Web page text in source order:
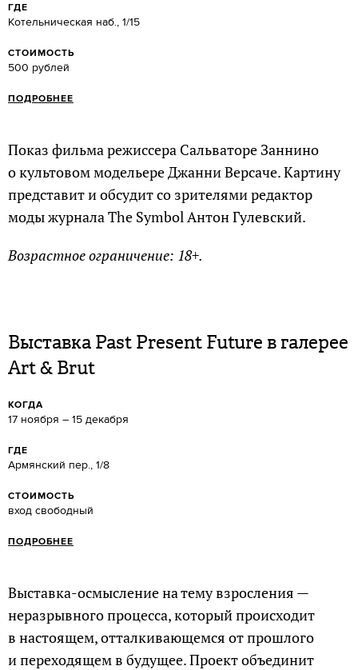
ГДЕ
Котельническая наб., 1/15
СТОИМОСТЬ
500 рублей
ПОДРОБНЕЕ
Показ фильма режиссера Сальваторе Заннино
о культовом модельере Джанни Версаче. Картину
представит и обсудит со зрителями редактор
моды журнала The Symbol Антон Гулевский.
Возрастное ограничение: 18+.
Выставка Past Present Future в галерее
Art & Brut
КОГДА
17 ноября – 15 декабря
ГДЕ
Армянский пер., 1/8
СТОИМОСТЬ
вход свободный
ПОДРОБНЕЕ
Выставка-осмысление на тему взросления —
неразрывного процесса, который происходит
в настоящем, отталкивающемся от прошлого
и переходящем в будущее. Проект объединит